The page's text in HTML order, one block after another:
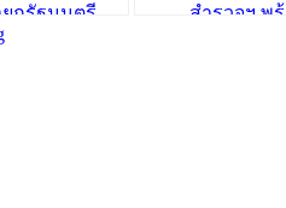
กรัฐมนตรี
กรณ์ ลงพื้นที่
สำรวจฯ พ